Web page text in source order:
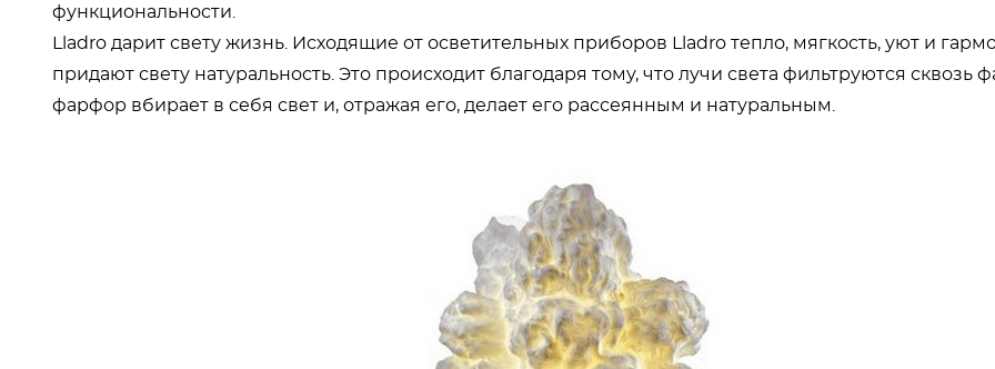
функциональности.
Lladro дарит свету жизнь. Исходящие от осветительных приборов Lladro тепло, мягкость, уют и
придают свету натуральность. Это происходит благодаря тому, что лучи света фильтруются сквозь
фарфор вбирает в себя свет и, отражая его, делает его рассеянным и натуральным.